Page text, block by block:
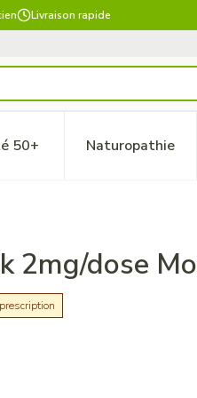
Livraison rapide
alimentation &
pour la catégorie
50+ le sous-menu pour la
Naturopathie
Afficher
2mg/dose